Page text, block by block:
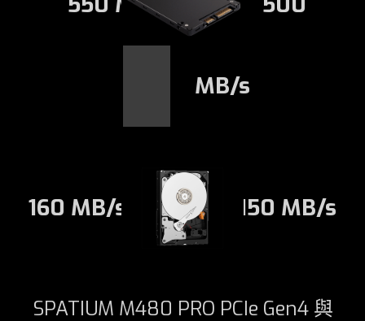
MB/s
160 MB/s 150 MB/s
SPATIUM M480 PRO PCIe Gen4 與